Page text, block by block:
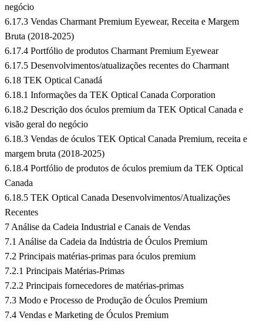
negócio
6.17.3 Vendas Charmant Premium Eyewear, Receita e Margem
Bruta (2018-2025)
6.17.4 Portfólio de produtos Charmant Premium Eyewear
6.17.5 Desenvolvimentos/atualizações recentes do Charmant
6.18 TEK Optical Canadá
6.18.1 Informações da TEK Optical Canada Corporation
6.18.2 Descrição dos óculos premium da TEK Optical Canada e
visão geral do negócio
6.18.3 Vendas de óculos TEK Optical Canada Premium, receita e
margem bruta (2018-2025)
6.18.4 Portfólio de produtos de óculos premium da TEK Optical
Canada
6.18.5 TEK Optical Canada Desenvolvimentos/Atualizações
Recentes
7 Análise da Cadeia Industrial e Canais de Vendas
7.1 Análise da Cadeia da Indústria de Óculos Premium
7.2 Principais matérias-primas para óculos premium
7.2.1 Principais Matérias-Primas
7.2.2 Principais fornecedores de matérias-primas
7.3 Modo e Processo de Produção de Óculos Premium
7.4 Vendas e Marketing de Óculos Premium